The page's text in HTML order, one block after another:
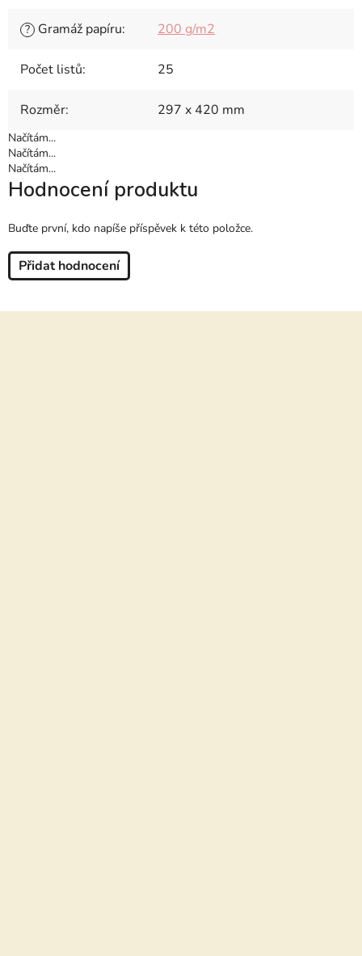
? Gramáž papíru: 200 g/m2
Počet listů: 25
Rozměr: 297 x 420 mm
Načítám...
Načítám...
Načítám...
Hodnocení produktu
Buďte první, kdo napíše příspěvek k této položce.
Přidat hodnocení